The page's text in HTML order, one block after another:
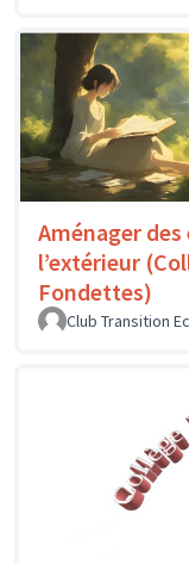
Aménager des
l’extérieur
Fondettes)
Club Transition